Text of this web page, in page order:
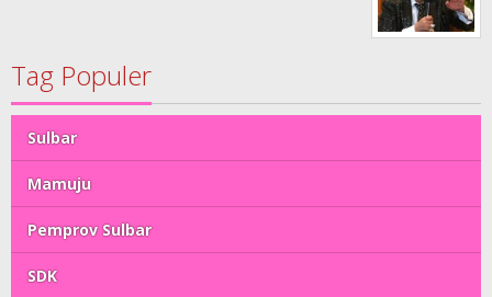
Tag Populer
Sulbar
Mamuju
Pemprov Sulbar
SDK